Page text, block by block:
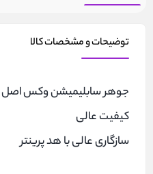
توضیحات و مشخصات کالا
جوهر سابلیمیشن وکساصل
کیفیت عالی
سازگاری عالی با هد پرینتر